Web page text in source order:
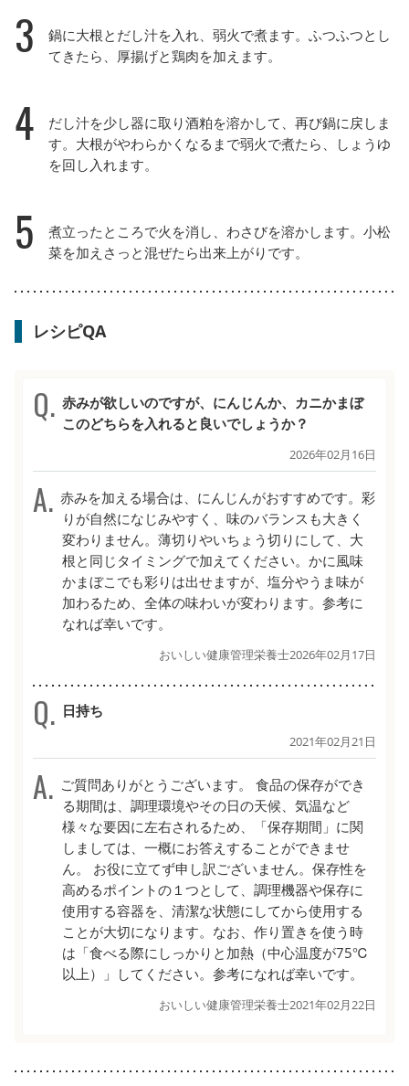
3
鍋に大根とだし汁を入れ、弱火で煮ます。ふつふつとし
てきたら、厚揚げと鶏肉を加えます。
4
だし汁を少し器に取り酒粕を溶かして、再び鍋に戻しま
す。大根がやわらかくなるまで弱火で煮たら、しょうゆ
を回し入れます。
5
煮立ったところで火を消し、わさびを溶かします。小松
菜を加えさっと混ぜたら出来上がりです。
レシピQA
赤みが欲しいのですが、にんじんか、カニかまぼ
このどちらを入れると良いでしょうか？
2026年02月16日
赤みを加える場合は、にんじんがおすすめです。彩
りが自然になじみやすく、味のバランスも大きく
変わりません。薄切りやいちょう切りにして、大
根と同じタイミングで加えてください。かに風味
かまぼこでも彩りは出せますが、塩分やうま味が
加わるため、全体の味わいが変わります。参考に
なれば幸いです。
おいしい健康管理栄養士2026年02月17日
日持ち
2021年02月21日
ご質問ありがとうございます。 食品の保存ができ
る期間は、調理環境やその日の天候、気温など
様々な要因に左右されるため、「保存期間」に関
しましては、一概にお答えすることができませ
ん。 お役に立てず申し訳ございません。保存性を
高めるポイントの１つとして、調理機器や保存に
使用する容器を、清潔な状態にしてから使用する
ことが大切になります。なお、作り置きを使う時
は「食べる際にしっかりと加熱（中心温度が75℃
以上）」してください。参考になれば幸いです。
おいしい健康管理栄養士2021年02月22日